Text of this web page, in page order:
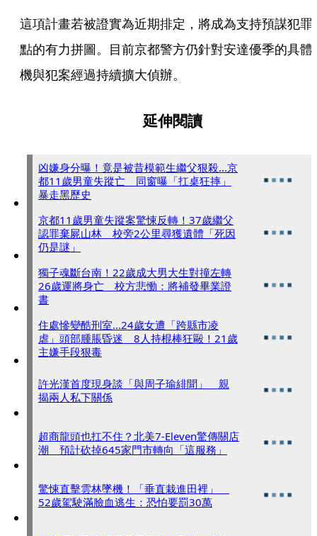
這項計畫若被證實為近期排定，將成為支持預謀犯罪
點的有力拼圖。目前京都警方仍針對安達優季的具體
機與犯案經過持續擴大偵辦。
延伸閱讀
凶嫌身分曝！竟是被昔模範生繼父狠殺...京
都11歲男童失蹤亡 同窗曝「扛桌狂摔」
暴走黑歷史
京都11歲男童失蹤案驚悚反轉！37歲繼父
認罪棄屍山林 校旁2公里尋獲遺體「死因
仍是謎」
獨子魂斷台南！22歲成大男大生對撞左轉
26歲運將身亡 校方悲慟：將補發畢業證
書
住處慘變酷刑室...24歲女遭「跨縣市凌
虐」頭部腫脹昏迷 8人持棍棒狂毆！21歲
主嫌手段狠毒
許光漢首度現身談「與周子瑜緋聞」 親
揭兩人私下關係
超商龍頭也扛不住？北美7-Eleven驚傳關店
潮 預計砍掉645家門市轉向「這服務」
驚悚直擊雲林墜機！「垂直栽進田裡」
52歲駕駛滿臉血逃生：恐怕要罰30萬